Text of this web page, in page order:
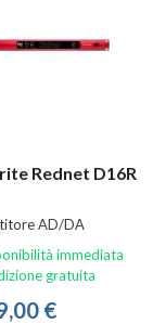
Rednet D16R
AD/DA
immediata
gratuita
€